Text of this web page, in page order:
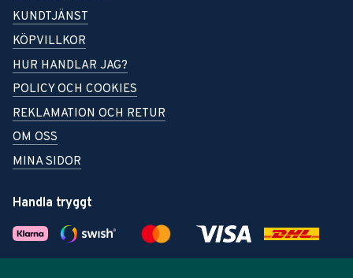
KUNDTJÄNST
KÖPVILLKOR
HUR HANDLAR JAG?
POLICY OCH COOKIES
REKLAMATION OCH RETUR
OM OSS
MINA SIDOR
Handla tryggt